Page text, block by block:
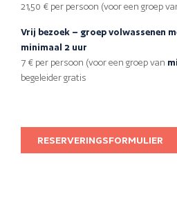
21,50 € per persoon (voor een groep
Vrij bezoek – groep volwassenen
minimaal 2 uur
7 € per persoon (voor een groep van
begeleider gratis
RESERVERINGSFORMULIER